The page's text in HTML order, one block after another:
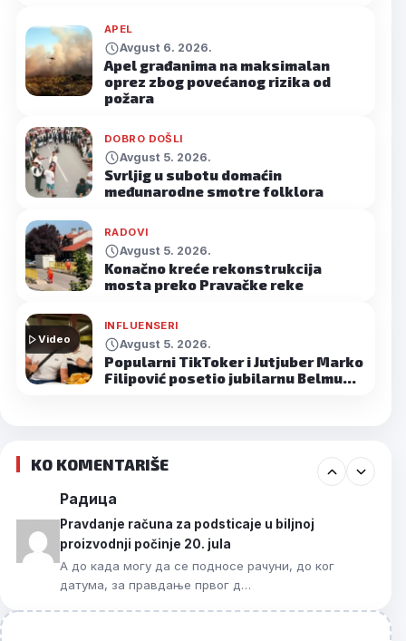
APEL
Avgust 6. 2026.
Apel građanima na maksimalan
oprez zbog povećanog rizika od
požara
DOBRO DOŠLI
Avgust 5. 2026.
Svrljig u subotu domaćin
međunarodne smotre folklora
RADOVI
Avgust 5. 2026.
Konačno kreće rekonstrukcija
mosta preko Pravačke reke
Video
INFLUENSERI
Avgust 5. 2026.
Popularni TikToker i Jutjuber Marko
Filipović posetio jubilarnu Belmu…
KO KOMENTARIŠE
Радица
Pravdanje računa za podsticaje u biljnoj
proizvodnji počinje 20. jula
А до када могу да се подносе рачуни, до ког
датума, за правдање првог д…